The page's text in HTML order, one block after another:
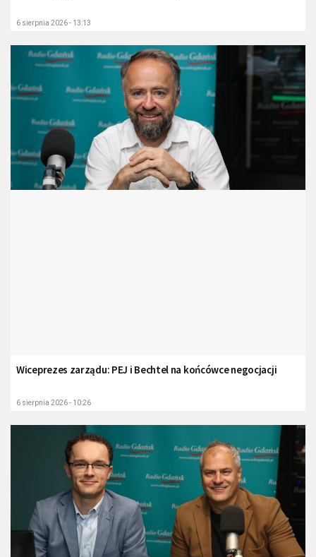
6 sierpnia 2026 - 13:13
Wiceprezes zarządu: PEJ i Bechtel na końcówce negocjacji
6 sierpnia 2026 - 10:26